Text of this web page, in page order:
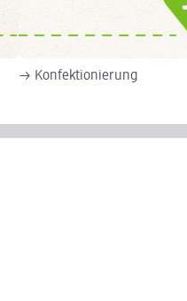
→ Konfektionierung